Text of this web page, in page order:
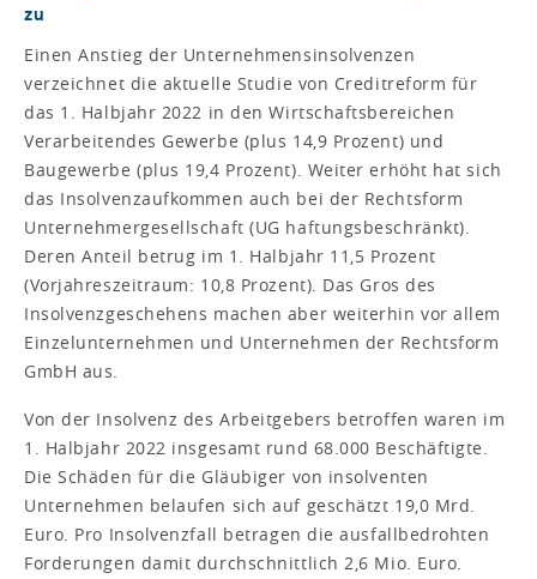
zu
Einen Anstieg der Unternehmensinsolvenzen
verzeichnet die aktuelle Studie von Creditreform für
das 1. Halbjahr 2022 in den Wirtschaftsbereichen
Verarbeitendes Gewerbe (plus 14,9 Prozent) und
Baugewerbe (plus 19,4 Prozent). Weiter erhöht hat sich
das Insolvenzaufkommen auch bei der Rechtsform
Unternehmergesellschaft (UG haftungsbeschränkt).
Deren Anteil betrug im 1. Halbjahr 11,5 Prozent
(Vorjahreszeitraum: 10,8 Prozent). Das Gros des
Insolvenzgeschehens machen aber weiterhin vor allem
Einzelunternehmen und Unternehmen der Rechtsform
GmbH aus.
Von der Insolvenz des Arbeitgebers betroffen waren im
1. Halbjahr 2022 insgesamt rund 68.000 Beschäftigte.
Die Schäden für die Gläubiger von insolventen
Unternehmen belaufen sich auf geschätzt 19,0 Mrd.
Euro. Pro Insolvenzfall betragen die ausfallbedrohten
Forderungen damit durchschnittlich 2,6 Mio. Euro.